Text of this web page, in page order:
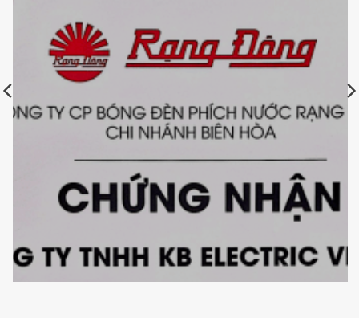
bị chiếu sáng LED Rạng Đông